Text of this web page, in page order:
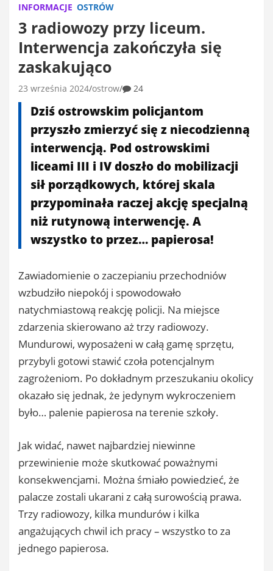
INFORMACJE OSTRÓW
3 radiowozy przy liceum.
Interwencja zakończyła się
zaskakująco
23 września 2024 ostrow 24
Dziś ostrowskim policjantom
przyszło zmierzyć się z niecodzienną
interwencją. Pod ostrowskimi
liceami III i IV doszło do mobilizacji
sił porządkowych, której skala
przypominała raczej akcję specjalną
niż rutynową interwencję. A
wszystko to przez… papierosa!
Zawiadomienie o zaczepianiu przechodniów
wzbudziło niepokój i spowodowało
natychmiastową reakcję policji. Na miejsce
zdarzenia skierowano aż trzy radiowozy.
Mundurowi, wyposażeni w całą gamę sprzętu,
przybyli gotowi stawić czoła potencjalnym
zagrożeniom. Po dokładnym przeszukaniu okolicy
okazało się jednak, że jedynym wykroczeniem
było… palenie papierosa na terenie szkoły.
Jak widać, nawet najbardziej niewinne
przewinienie może skutkować poważnymi
konsekwencjami. Można śmiało powiedzieć, że
palacze zostali ukarani z całą surowością prawa.
Trzy radiowozy, kilka mundurów i kilka
angażujących chwil ich pracy – wszystko to za
jednego papierosa.